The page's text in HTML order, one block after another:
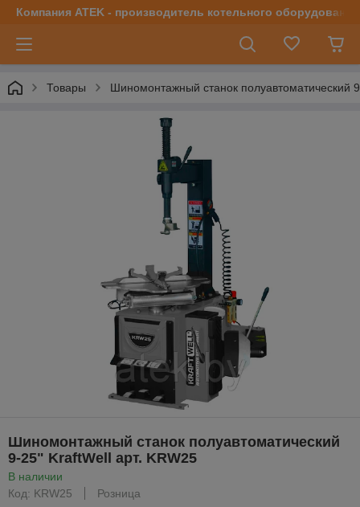
Компания ATEK - производитель котельного оборудования
Товары Шиномонтажный станок полуавтоматический
Шиномонтажный станок полуавтоматический
9-25" KraftWell арт. KRW25
В наличии
Код: KRW25
Розница